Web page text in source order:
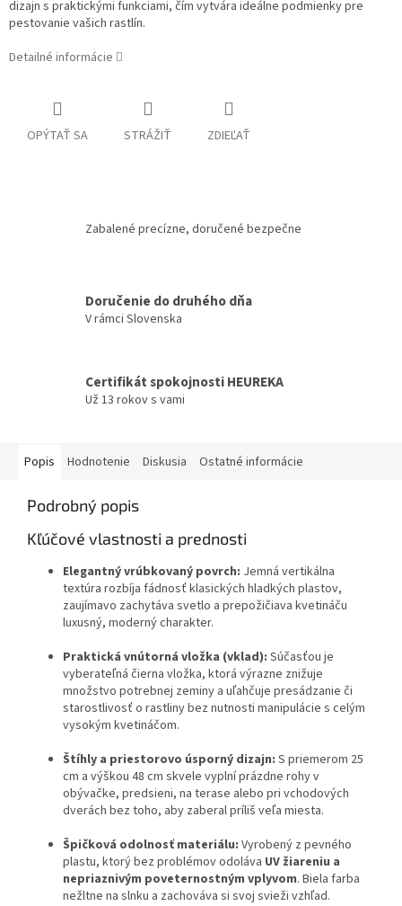
dizajn s praktickými funkciami, čím vytvára ideálne podmienky pre
pestovanie vašich rastlín.
Detailné informácie
OPÝTAŤ SA STRÁŽIŤ ZDIEĽAŤ
Zabalené precízne, doručené bezpečne
Doručenie do druhého dňa
V rámci Slovenska
Certifikát spokojnosti HEUREKA
Už 13 rokov s vami
Popis Hodnotenie Diskusia Ostatné informácie
Podrobný popis
Kľúčové vlastnosti a prednosti
Elegantný vrúbkovaný povrch: Jemná vertikálna
textúra rozbíja fádnosť klasických hladkých plastov,
zaujímavo zachytáva svetlo a prepožičiava kvetináču
luxusný, moderný charakter.
Praktická vnútorná vložka (vklad): Súčasťou je
vyberateľná čierna vložka, ktorá výrazne znižuje
množstvo potrebnej zeminy a uľahčuje presádzanie či
starostlivosť o rastliny bez nutnosti manipulácie s celým
vysokým kvetináčom.
Štíhly a priestorovo úsporný dizajn: S priemerom 25
cm a výškou 48 cm skvele vyplní prázdne rohy v
obývačke, predsieni, na terase alebo pri vchodových
dverách bez toho, aby zaberal príliš veľa miesta.
Špičková odolnosť materiálu: Vyrobený z pevného
plastu, ktorý bez problémov odoláva UV žiareniu a
nepriaznivým poveternostným vplyvom. Biela farba
nežltne na slnku a zachováva si svoj svieži vzhľad.